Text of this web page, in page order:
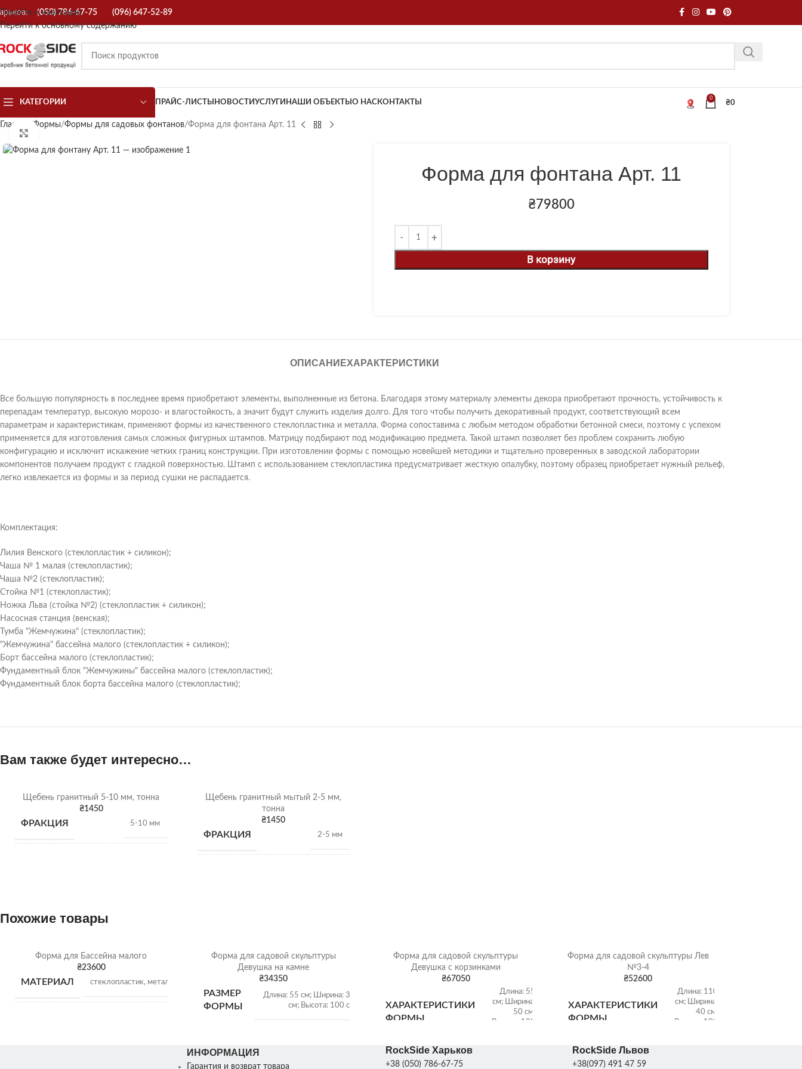
Перейти к навигации
Перейти к основному содержанию
(050) 786-67-75 (096) 647-52-89
КАТЕГОРИИ ПРАЙС-ЛИСТЫ НОВОСТИУСЛУГИ НАШИ ОБЪЕКТЫ О НАСКОНТАКТЫ
0
₴0
Главная Формы Формы для садовых фонтанов Форма для фонтана Арт. 11
Форма для фонтана Арт. 11
₴79800
В корзину
ОПИСАНИЕХАРАКТЕРИСТИКИ
Все большую популярность в последнее время приобретают элементы, выполненные из бетона. Благодаря этому материалу элементы декора приобретают прочность, устойчивость к
перепадам температур, высокую морозо- и влагостойкость, а значит будут служить изделия долго. Для того чтобы получить декоративный продукт, соответствующий всем
параметрам и характеристикам, применяют формы из качественного стеклопластика и металла. Форма сопоставима с любым методом обработки бетонной смеси, поэтому с успехом
применяется для изготовления самых сложных фигурных штампов. Матрицу подбирают под модификацию предмета. Такой штамп позволяет без проблем сохранить любую
конфигурацию и исключит искажение четких границ конструкции. При изготовлении формы с помощью новейшей методики и тщательно проверенных в заводской лаборатории
компонентов получаем продукт с гладкой поверхностью. Штамп с использованием стеклопластика предусматривает жесткую опалубку, поэтому образец приобретает нужный рельеф,
легко извлекается из формы и за период сушки не распадается.
Комплектация:
Лилия Венского (стеклопластик + силикон);
Чаша № 1 малая (стеклопластик);
Чаша №2 (стеклопластик);
Стойка №1 (стеклопластик);
Ножка Льва (стойка №2) (стеклопластик + силикон);
Насосная станция (венская);
Тумба "Жемчужина" (стеклопластик);
"Жемчужина" бассейна малого (стеклопластик + силикон);
Борт бассейна малого (стеклопластик);
Фундаментный блок "Жемчужины" бассейна малого (стеклопластик);
Фундаментный блок борта бассейна малого (стеклопластик);
Вам также будет интересно…
Щебень гранитный 5-10 мм, тонна
₴1450
ФРАКЦИЯ 5-10 мм
ВИД
ОТГРУЗКА Щебень насыпью
Щебень гранитный мытый 2-5 мм,
тонна
₴1450
ФРАКЦИЯ 2-5 мм
ОТГРУЗКА Щебень насыпью
Похожие товары
Форма для Бассейна малого
₴23600
МАТЕРИАЛ стеклопластик, металл
Форма для садовой скульптуры
Девушка на камне
₴34350
РАЗМЕР
ФОРМЫ
Длина: 55 см; Ширина: 35
см; Высота: 100 см
Форма для садовой скульптуры
Девушка с корзинками
₴67050
ХАРАКТЕРИСТИКИ
ФОРМЫ
Длина: 55
см; Ширина:
50 см;
Высота: 180
Форма для садовой скульптуры Лев
№3-4
₴52600
ХАРАКТЕРИСТИКИ
ФОРМЫ
Длина: 110
см; Ширина:
40 см;
Высота: 100
ИНФОРМАЦИЯ
Гарантия и возврат товара
RockSide Харьков
+38 (050) 786-67-75
RockSide Львов
+38(097) 491 47 59